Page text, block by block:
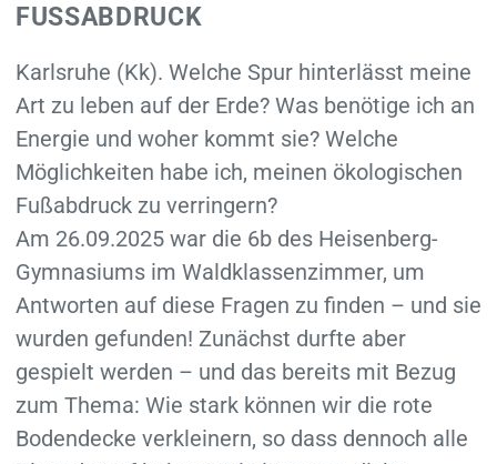
USSABDRUCK
Karlsruhe (Kk). Welche Spur hinterlässt meine
Art zu leben auf der Erde? Was benötige ich an
Energie und woher kommt sie? Welche
Möglichkeiten habe ich, meinen ökologischen
Fußabdruck zu verringern?
Am 26.09.2025 war die 6b des Heisenberg-
Gymnasiums im Waldklassenzimmer, um
Antworten auf diese Fragen zu finden – und sie
wurden gefunden! Zunächst durfte aber
gespielt werden – und das bereits mit Bezug
zum Thema: Wie stark können wir die rote
Bodendecke verkleinern, so dass dennoch alle